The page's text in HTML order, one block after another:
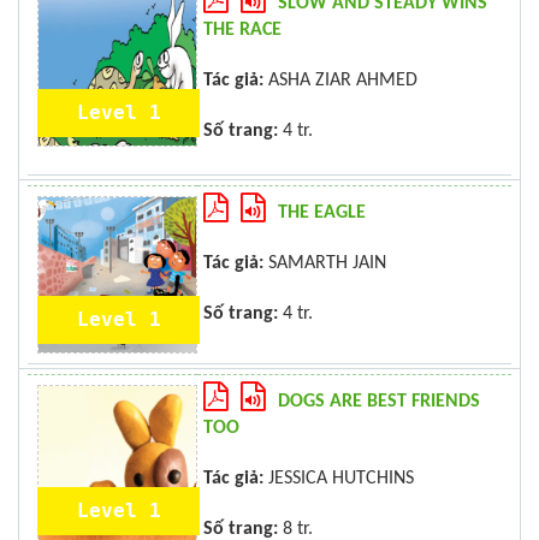
Level 1
THE RACE
Tác giả: ASHA ZIAR AHMED
Số trang: 4 tr.
Level 1
THE EAGLE
Tác giả: SAMARTH JAIN
Số trang: 4 tr.
Level 1
DOGS ARE BEST FRIENDS
TOO
Tác giả: JESSICA HUTCHINS
Số trang: 8 tr.